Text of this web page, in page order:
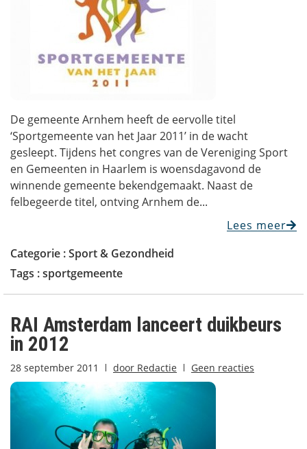
De gemeente Arnhem heeft de eervolle titel
‘Sportgemeente van het Jaar 2011’ in de wacht
gesleept. Tijdens het congres van de Vereniging Sport
en Gemeenten in Haarlem is woensdagavond de
winnende gemeente bekendgemaakt. Naast de
felbegeerde titel, ontving Arnhem de...
Lees meer
Categorie :Sport & Gezondheid
Tags :sportgemeente
RAI Amsterdam lanceert duikbeurs
in 2012
28 september 2011 door Redactie Geen reacties